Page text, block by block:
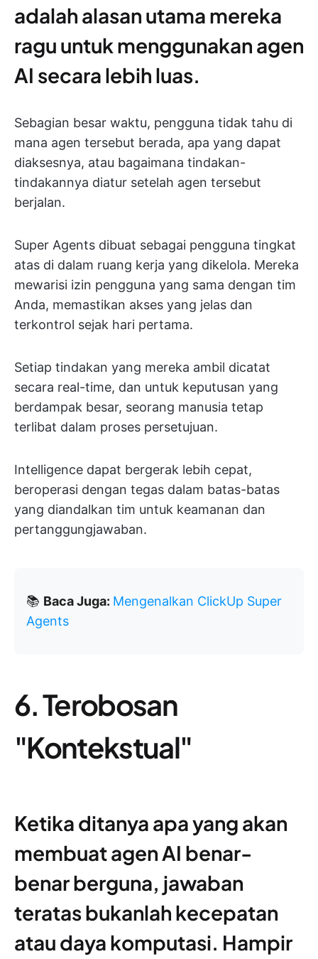
adalah alasan utama mereka
ragu untuk menggunakan agen
AI secara lebih luas.
Sebagian besar waktu, pengguna tidak tahu di
mana agen tersebut berada, apa yang dapat
diaksesnya, atau bagaimana tindakan-
tindakannya diatur setelah agen tersebut
berjalan.
Super Agents dibuat sebagai pengguna tingkat
atas di dalam ruang kerja yang dikelola. Mereka
mewarisi izin pengguna yang sama dengan tim
Anda, memastikan akses yang jelas dan
terkontrol sejak hari pertama.
Setiap tindakan yang mereka ambil dicatat
secara real-time, dan untuk keputusan yang
berdampak besar, seorang manusia tetap
terlibat dalam proses persetujuan.
Intelligence dapat bergerak lebih cepat,
beroperasi dengan tegas dalam batas-batas
yang diandalkan tim untuk keamanan dan
pertanggungjawaban.
📚 Baca Juga: Mengenalkan ClickUp Super
Agents
6. Terobosan
"Kontekstual"
Ketika ditanya apa yang akan
membuat agen AI benar-
benar berguna, jawaban
teratas bukanlah kecepatan
atau daya komputasi. Hampir